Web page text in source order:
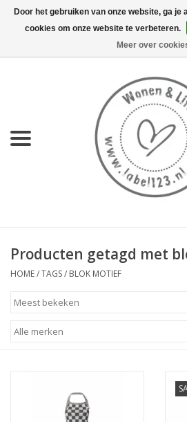
KEUKEN
LIFESTYLE
MEUBELS
STATIONARY
Producten getagd met
HOME/TAGS/ BLOK MOTIEF
Door het gebruiken van onze website, ga
cookies om onze website te verbeteren.
Meer over